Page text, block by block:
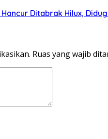
Ditabrak Hilux,
Ruas yang wajib